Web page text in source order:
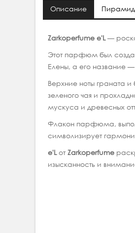
Описание
Zarkoperfume e'L—
Этот парфюм был
Елены, а его название
Верхние ноты граната
зеленого чая и
мускуса и древесных
Флакон парфюма,
символизирует
e'Lот Zarkoperfume
изысканность и